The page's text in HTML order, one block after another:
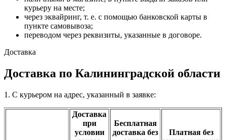
курьеру на месте;
через эквайринг, т. е. с помощью банковской карты в
пункте самовывоза;
переводом через реквизиты, указанные в договоре.
Доставка
Доставка по Калининградской области
1. С курьером на адрес, указанный в заявке:
Доставка
при
условии
Бесплатная
доставка без
Платная без